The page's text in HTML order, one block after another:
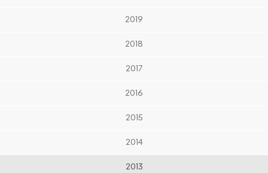
2019
2018
2017
2016
2015
2014
2013